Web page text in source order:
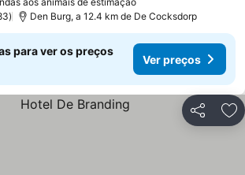
Den Burg, a 12.4 km de De Cocksdorp
para ver os preços
Ver preços
Partilhar